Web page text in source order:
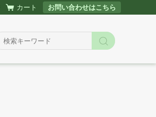
カート お問い合わせはこちら